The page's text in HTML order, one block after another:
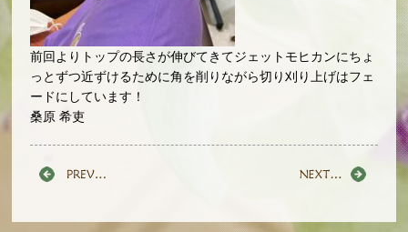
前回よりトップの長さが伸びてきてジェットモヒカンにちょ
っとずつ近ずけるために角を削りながら切り刈り上げはフェ
ードにしています！
桑原 希吏